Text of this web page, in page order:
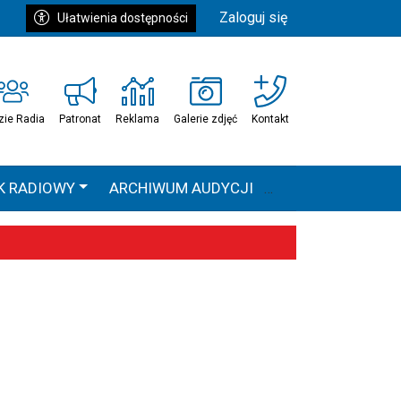
Ułatwienia dostępności Zaloguj się
Radia Patronat Reklama Galerie zdjęć Kontakt
RADIOWY ARCHIWUM AUDYCJI
HEAVEN TOUR